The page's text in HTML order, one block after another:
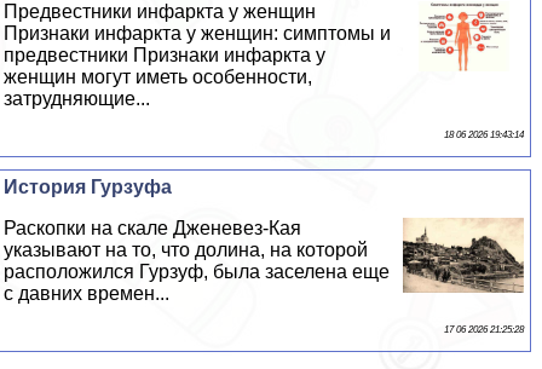
Предвестники инфаркта у женщин
Признаки инфаркта у женщин: симптомы и
предвестники Признаки инфаркта у
женщин могут иметь особенности,
затрудняющие...
18 06 2026 19:43:14
История Гурзуфа
Раскопки на скале Дженевез-Кая
указывают на то, что долина, на которой
расположился Гурзуф, была заселена еще
с давних времен...
17 06 2026 21:25:28